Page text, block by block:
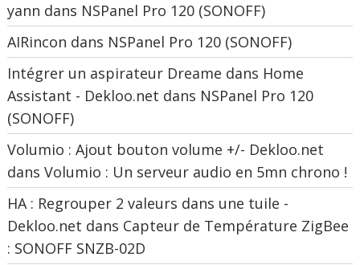
yann dans NSPanel Pro 120 (SONOFF)
AIRincon dans NSPanel Pro 120 (SONOFF)
Intégrer un aspirateur Dreame dans Home
Assistant - Dekloo.net dans NSPanel Pro 120
(SONOFF)
Volumio : Ajout bouton volume +/- Dekloo.net
dansVolumio : Un serveur audio en 5mn chrono !
HA : Regrouper 2 valeurs dans une tuile -
Dekloo.net dans Capteur de Température ZigBee
: SONOFF SNZB-02D